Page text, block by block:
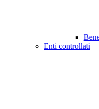
Enti controllati